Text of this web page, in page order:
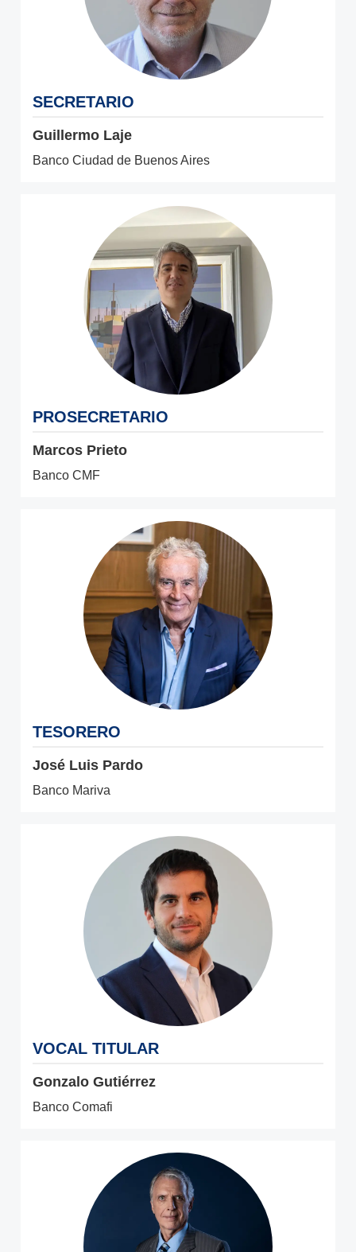
SECRETARIO
Guillermo Laje
Banco Ciudad de Buenos Aires
PROSECRETARIO
Marcos Prieto
Banco CMF
TESORERO
José Luis Pardo
Banco Mariva
VOCAL TITULAR
Gonzalo Gutiérrez
Banco Comafi